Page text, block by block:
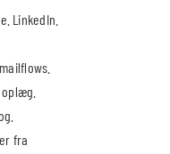
LinkedIn.
fra